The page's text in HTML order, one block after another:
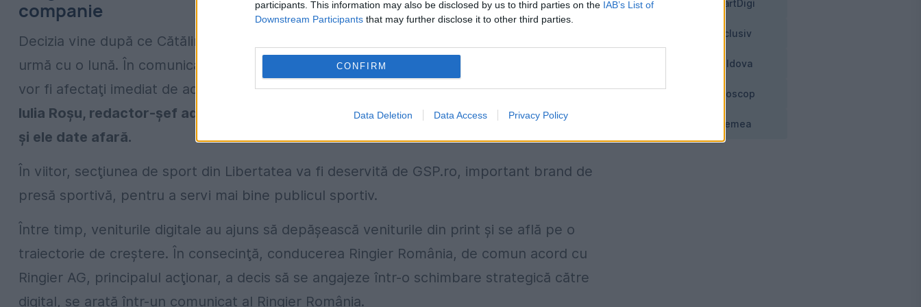
participants. This information may also be disclosed by us to third parties on the IAB’s List of
Downstream Participants that may further disclose it to other third parties.
CONFIRM
Data Deletion Data Access Privacy Policy
companie
Decizia vine după ce Cătălin Tolontan a fost îndepărtat iniţial de la Gazeta Sporturilor, în
urmă cu o lună. În comunicatul de presă, Ringier anunţa că trei angajaţi din cadrul organizaţiei
vor fi afectaţi imediat de această schimbare strategică. Potrivit paginademedia.ro, ziaristele
Iulia Roşu, redactor-şef adjunct Libertatea şi Camelia Stan, redactor-şef adjunct, au fost
şi ele date afară.
În viitor, secţiunea de sport din Libertatea va fi deservită de GSP.ro, important brand de
presă sportivă, pentru a servi mai bine publicul sportiv.
Între timp, veniturile digitale au ajuns să depăşească veniturile din print şi se află pe o
traiectorie de creştere. În consecinţă, conducerea Ringier România, de comun acord cu
Ringier AG, principalul acţionar, a decis să se angajeze într-o schimbare strategică către
digital, se arată într-un comunicat al Ringier România.
SmartDigi
Exclusiv
Moldova
Horoscop
Vremea